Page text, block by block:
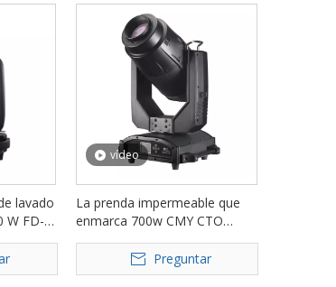
lavado
W FD-
vídeo
La prenda impermeable que
enmarca 700w CMY CTO
luz principal móvil FD-
LW700BSW
Preguntar